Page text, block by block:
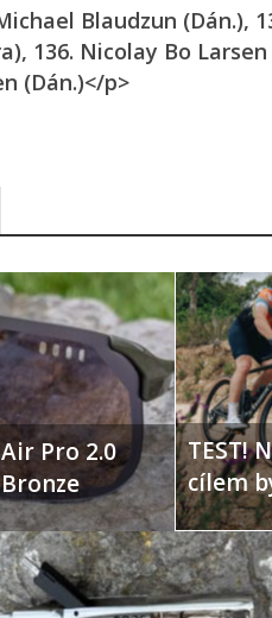
Blaudzun (Dán.),
136. Nicolay Bo
(Dán.)</p>
Pro 2.0
TEST!
cílem